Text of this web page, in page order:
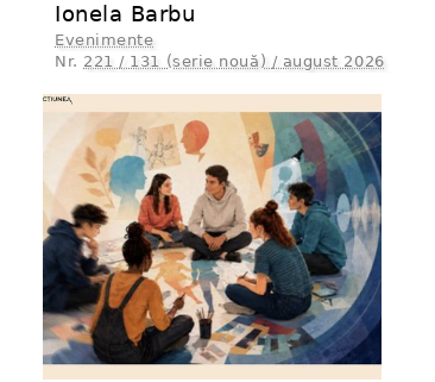
Ionela Barbu
Evenimente
Nr. 221 / 131 (serie nouă) / august 2026